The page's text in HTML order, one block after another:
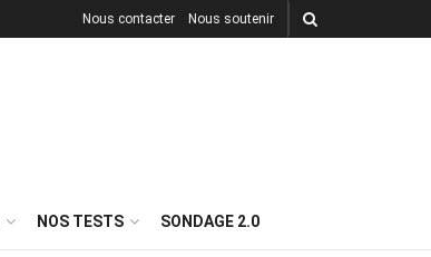
Nous contacter Nous soutenir
NOS TESTS SONDAGE 2.0